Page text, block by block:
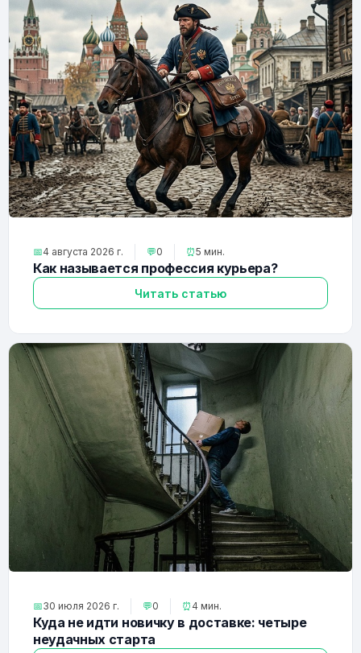
📅4 августа 2026 г. 💬0 ⏰5 мин.
Как называется профессия курьера?
Читать статью
📅30 июля 2026 г. 💬0 ⏰ 4 мин.
Куда не идти новичку в доставке: четыре
неудачных старта